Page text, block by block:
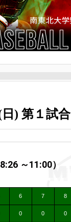
) 第１試合
～11:00）
6 7 8
0 0 0